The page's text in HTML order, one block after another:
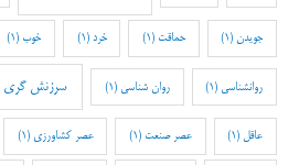
جویدن (1) حماقت (1) خرد (1) خوب(1)
روانشناسی (1) روان شناسی (1) سرزنش گری
عاقل (1) عصر صنعت (1) عصر کشاورزی (1)